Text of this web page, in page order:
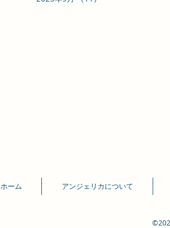
ホーム アンジェリカについて